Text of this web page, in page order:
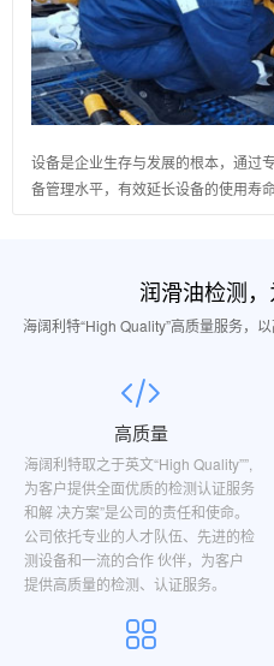
设备是企业生存与发展的根本，通过
备管理水平，有效延长设备的使用寿命
润滑油检测
海阔利特“High Quality”高质量服务，
高质量
海阔利特取之于英文“High Quality””,
为客户提供全面优质的检测认证服务
和解 决方案”是公司的责任和使命。
公司依托专业的人才队伍、先进的检
测设备和一流的合作 伙伴，为客户
提供高质量的检测、认证服务。